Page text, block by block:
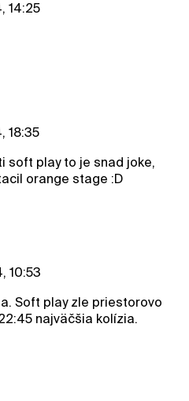
14:25
18:35
soft play to je snad joke,
orange stage :D
10:53
Soft play zle priestorovo
najväčšia kolízia.